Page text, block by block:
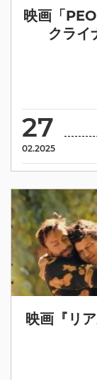
映画「
クライ
27
02.2025
映画『リ